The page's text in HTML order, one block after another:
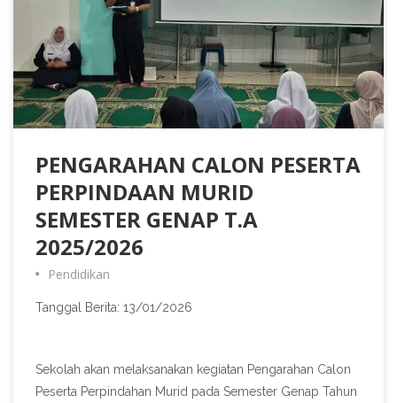
PENGARAHAN CALON PESERTA
PERPINDAAN MURID
SEMESTER GENAP T.A
2025/2026
Pendidikan
Tanggal Berita: 13/01/2026
Sekolah akan melaksanakan kegiatan Pengarahan Calon
Peserta Perpindahan Murid pada Semester Genap Tahun